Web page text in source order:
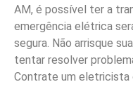
AM, é possível ter a
emergência elétrica
segura. Não arrisque
tentar resolver
Contrate um eletricista